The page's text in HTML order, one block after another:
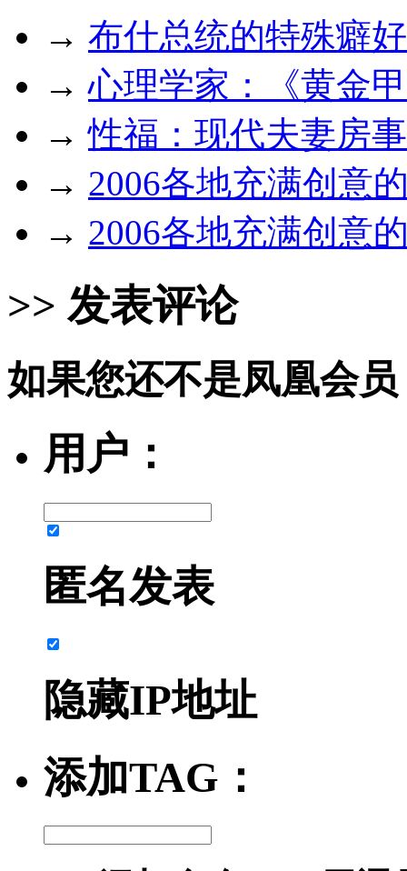
→ 布什总统的特殊癖
→心理学家：《黄金
→性福：现代夫妻房
→ 2006各地充满创意
→ 2006各地充满创意
>> 发表评论
如果您还不是凤凰会
用户：
匿名发表
隐藏IP地址
添加TAG：